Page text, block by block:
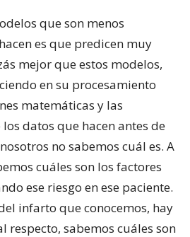
que son menos
es que predicen muy
mejor que estos modelos,
en su procesamiento
matemáticas y las
datos que hacen antes de
no sabemos cuál es. A
cuáles son los factores
ese riesgo en ese paciente.
infarto que conocemos, hay
sabemos cuáles son